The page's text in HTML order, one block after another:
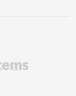
(s'ouvre